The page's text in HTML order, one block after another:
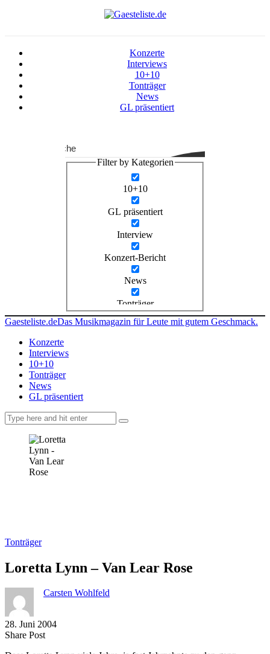
Konzerte
Interviews
10+10
Tonträger
News
GL präsentiert
Suche
Filter by Kategorien
10+10
GL präsentiert
Interview
Konzert-Bericht
News
Tonträger
Gaesteliste.deDas Musikmagazin für Leute mit gutem Geschmack.
Konzerte
Interviews
10+10
Tonträger
News
GL präsentiert
Tonträger
Loretta Lynn – Van Lear Rose
Carsten Wohlfeld
28. Juni 2004
Share PostShare
Copy
Send